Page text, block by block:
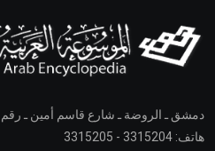
دمشق ـ الروضة ـ شارع قاسم أمين ـ رقم 39
هاتف: 3315204 - 3315205